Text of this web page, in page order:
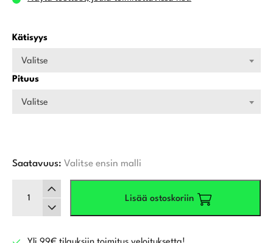
Kätisyys
Valitse
Pituus
Valitse
Saatavuus: Valitse ensin malli
Wide
Lisää ostoskoriin